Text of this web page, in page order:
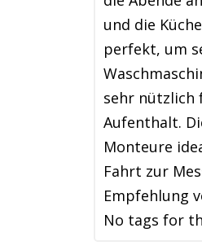
und die
perfekt, um
sehr nützlich
Aufenthalt.
Monteure
Fahrt zur
Empfehlung
No tags for